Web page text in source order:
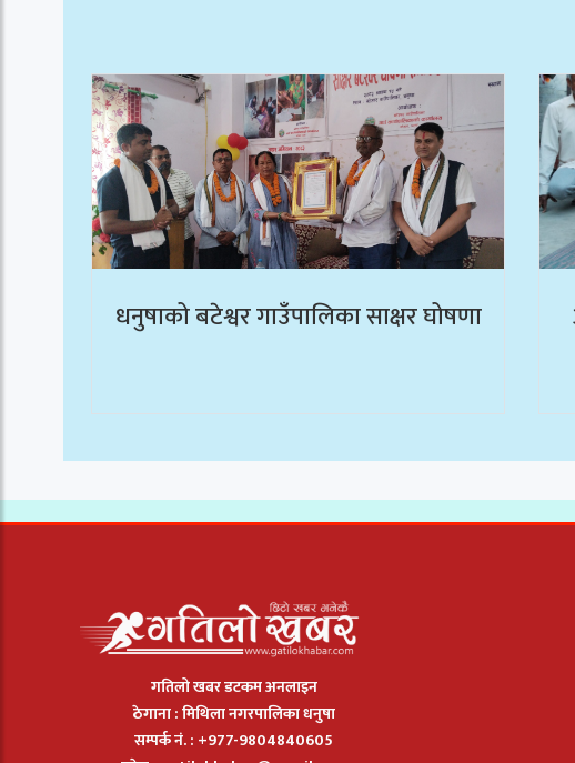
धनुषाको बटेश्वर गाउँपालिका साक्षर घोषणा
गतिलो खबर डटकम अनलाइन
ठेगाना : मिथिला नगरपालिका धनुषा
सम्पर्क नं. : +977-9804840605